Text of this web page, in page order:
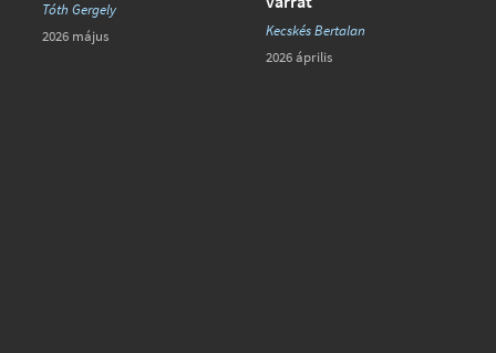
Tóth Gergely
2026 május
Kecskés Bertalan
2026 április